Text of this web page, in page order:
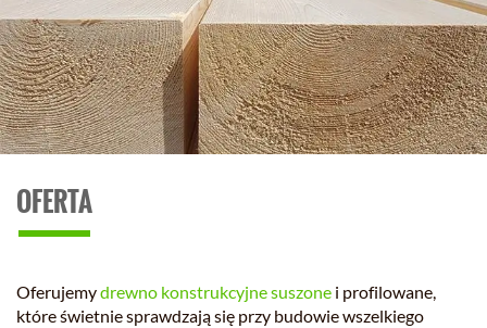
OFERTA
Oferujemydrewno konstrukcyjne suszone i profilowane,
które świetnie sprawdzają się przy budowie wszelkiego